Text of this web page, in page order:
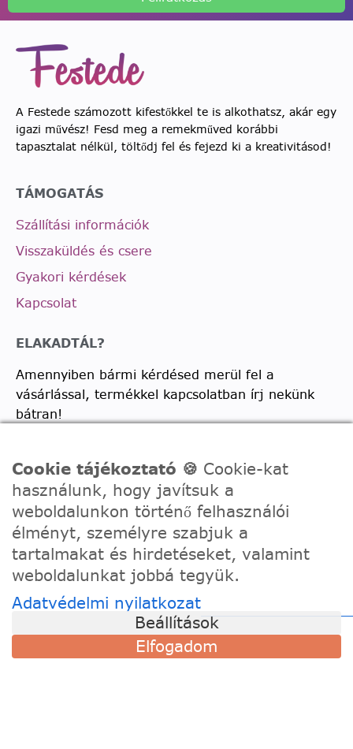
A Festede számozott kifestőkkel te is alkothatsz, akár egy
igazi művész! Fesd meg a remekműved korábbi
tapasztalat nélkül, töltődj fel és fejezd ki a kreativitásod!
TÁMOGATÁS
Szállítási információk
Visszaküldés és csere
Gyakori kérdések
Kapcsolat
ELAKADTÁL?
Amennyiben bármi kérdésed merül fel a
vásárlással, termékkel kapcsolatban írj nekünk
bátran!
Ügyfélszolgálati e-mail: hello@festede.hu
Egyedi képes számfestőkkel kapcsolatban:
egyedi@festede.hu
Facebook Messenger
Csatlakozz 19.000 fős Facebook csoportunkhoz!
Cookie tájékoztató 🍪 Cookie-kat
használunk, hogy javítsuk a
weboldalunkon történő felhasználói
élményt, személyre szabjuk a
tartalmakat és hirdetéseket, valamint
weboldalunkat jobbá tegyük.
Adatvédelmi nyilatkozat
Beállítások
Elfogadom